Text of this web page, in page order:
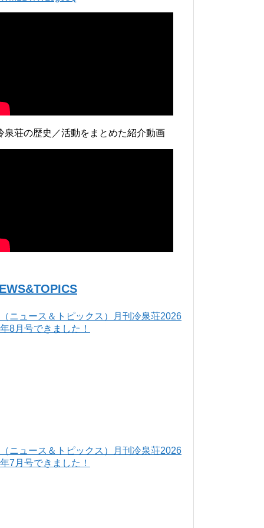
泉荘の歴史／活動をまとめた紹介動画
（ニュース＆トピックス）月刊冷泉荘2026
年8月号できました！
（ニュース＆トピックス）月刊冷泉荘2026
年7月号できました！